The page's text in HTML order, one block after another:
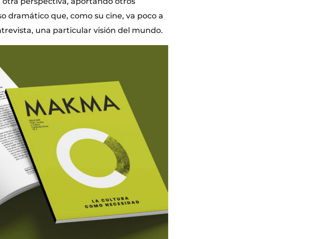
dramático que, como su cine, va poco a
una particular visión del mundo.